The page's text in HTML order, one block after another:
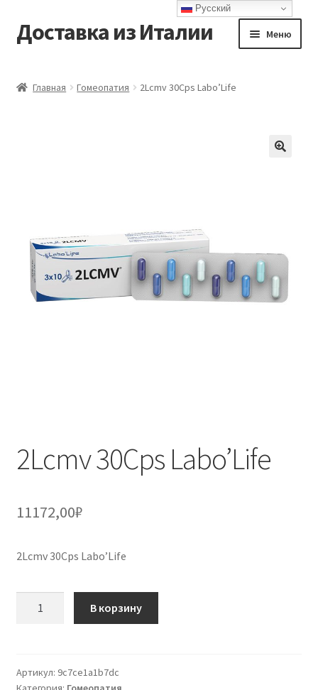
Перейти
к
Перейти
к
Доставка из Италии Меню
Оформление заказа
Главная Гомеопатия 2Lcmv 30Cps Labo’Life
2Lcmv 30Cps Labo’Life
11172,00₽
2Lcmv 30Cps Labo’Life
Labo’Life
В корзину
Артикул: 9c7ce1a1b7dc
Русский